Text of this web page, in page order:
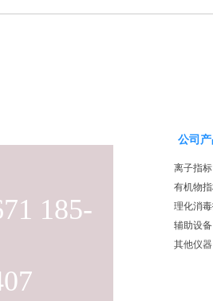
185-
公司
离子指标
有机物
理化消
辅助设备
其他仪器